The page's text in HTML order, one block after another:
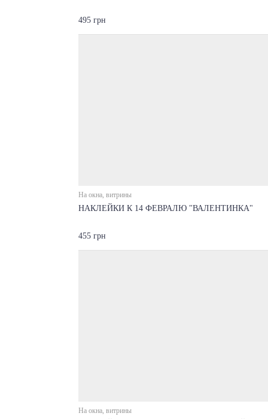
495 грн
На окна, витрины
НАКЛЕЙКИ К 14 ФЕВРАЛЮ "ВАЛЕНТИНКА"
455 грн
На окна, витрины